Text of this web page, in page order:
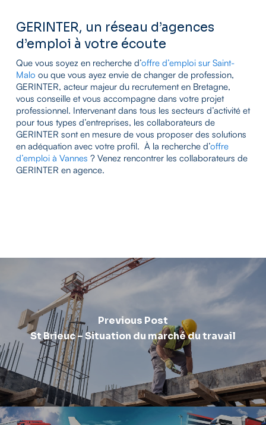
GERINTER, un réseau d’agences
d’emploi à votre écoute
Que vous soyez en recherche d’offre d’emploi sur Saint-
Malo ou que vous ayez envie de changer de profession,
GERINTER, acteur majeur du recrutement en Bretagne,
vous conseille et vous accompagne dans votre projet
professionnel. Intervenant dans tous les secteurs d’activité et
pour tous types d’entreprises, les collaborateurs de
GERINTER sont en mesure de vous proposer des solutions
en adéquation avec votre profil. À la recherche d’offre
d’emploi à Vannes ? Venez rencontrer les collaborateurs de
GERINTER en agence.
Previous Post
St Brieuc – Situation du marché du travail